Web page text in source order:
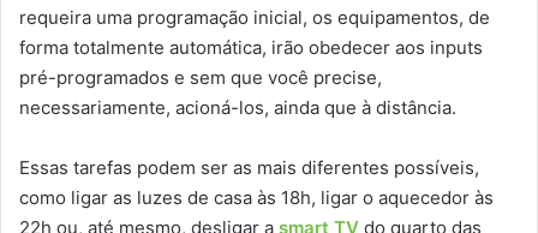
requeira uma programação inicial, os equipamentos, de
forma totalmente automática, irão obedecer aos inputs
pré-programados e sem que você precise,
necessariamente, acioná-los, ainda que à distância.
Essas tarefas podem ser as mais diferentes possíveis,
como ligar as luzes de casa às 18h, ligar o aquecedor às
22h ou, até mesmo, desligar a smart TV do quarto das